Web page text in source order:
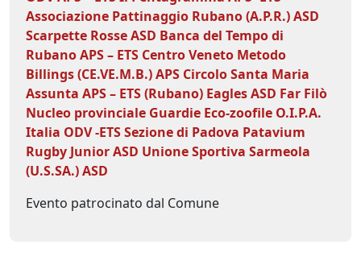
Associazione Pattinaggio Rubano (A.P.R.) ASD
Scarpette Rosse ASD Banca del Tempo di
Rubano APS – ETS Centro Veneto Metodo
Billings (CE.VE.M.B.) APS Circolo Santa Maria
Assunta APS – ETS (Rubano) Eagles ASD Far Filò
Nucleo provinciale Guardie Eco-zoofile O.I.P.A.
Italia ODV -ETS Sezione di Padova Patavium
Rugby Junior ASD Unione Sportiva Sarmeola
(U.S.SA.) ASD
Evento patrocinato dal Comune